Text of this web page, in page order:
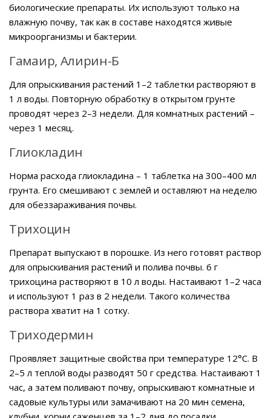
биологические препараты. Их используют только на
влажную почву, так как в составе находятся живые
микроорганизмы и бактерии.
Гамаир, Алирин-Б
Для опрыскивания растений 1–2 таблетки растворяют в
1 л воды. Повторную обработку в открытом грунте
проводят через 2–3 недели. Для комнатных растений –
через 1 месяц.
Глиокладин
Норма расхода глиокладина – 1 таблетка на 300–400 мл
грунта. Его смешивают с землей и оставляют на неделю
для обеззараживания почвы.
Трихоцин
Препарат выпускают в порошке. Из него готовят раствор
для опрыскивания растений и полива почвы. 6 г
трихоцина растворяют в 10 л воды. Настаивают 1–2 часа
и используют 1 раз в 2 недели. Такого количества
раствора хватит на 1 сотку.
Триходермин
Проявляет защитные свойства при температуре 12°C. В
2–5 л теплой воды разводят 50 г средства. Настаивают 1
час, а затем поливают почву, опрыскивают комнатные и
садовые культуры или замачивают на 20 мин семена,